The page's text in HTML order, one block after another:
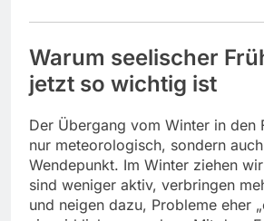
Warum seelischer
jetzt so wichtig ist
Der Übergang vom Winter in den
nur meteorologisch, sondern
Wendepunkt. Im Winter ziehen
sind weniger aktiv, verbringen
und neigen dazu, Probleme eher